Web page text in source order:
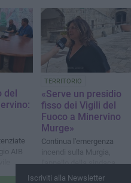
del
AIB
TERRITORIO
«Serve un presidio
fisso dei Vigili del
Fuoco a Minervino
Murge»
Continua l'emergenza
incendi sulla Murgia,
l'appello della sindaca
Mancini
Iscriviti alla Newsletter